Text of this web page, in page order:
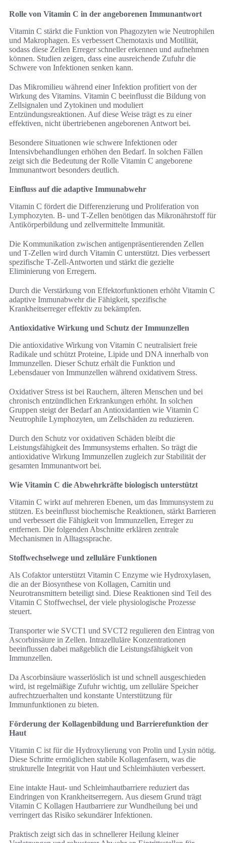
Rolle von Vitamin C in der angeborenen Immunantwort
Vitamin C stärkt die Funktion von Phagozyten wie Neutrophilen
und Makrophagen. Es verbessert Chemotaxis und Motilität,
sodass diese Zellen Erreger schneller erkennen und aufnehmen
können. Studien zeigen, dass eine ausreichende Zufuhr die
Schwere von Infektionen senken kann.
Das Mikromilieu während einer Infektion profitiert von der
Wirkung des Vitamins. Vitamin C beeinflusst die Bildung von
Zellsignalen und Zytokinen und moduliert
Entzündungsreaktionen. Auf diese Weise trägt es zu einer
effektiven, nicht übertriebenen angeborenen Antwort bei.
Besondere Situationen wie schwere Infektionen oder
Intensivbehandlungen erhöhen den Bedarf. In solchen Fällen
zeigt sich die Bedeutung der Rolle Vitamin C angeborene
Immunantwort besonders deutlich.
Einfluss auf die adaptive Immunabwehr
Vitamin C fördert die Differenzierung und Proliferation von
Lymphozyten. B‑ und T‑Zellen benötigen das Mikronährstoff für
Antikörperbildung und zellvermittelte Immunität.
Die Kommunikation zwischen antigenpräsentierenden Zellen
und T‑Zellen wird durch Vitamin C unterstützt. Dies verbessert
spezifische T‑Zell-Antworten und stärkt die gezielte
Eliminierung von Erregern.
Durch die Verstärkung von Effektorfunktionen erhöht Vitamin C
adaptive Immunabwehr die Fähigkeit, spezifische
Krankheitserreger effektiv zu bekämpfen.
Antioxidative Wirkung und Schutz der Immunzellen
Die antioxidative Wirkung von Vitamin C neutralisiert freie
Radikale und schützt Proteine, Lipide und DNA innerhalb von
Immunzellen. Dieser Schutz erhält die Funktion und
Lebensdauer von Immunzellen während oxidativem Stress.
Oxidativer Stress ist bei Rauchern, älteren Menschen und bei
chronisch entzündlichen Erkrankungen erhöht. In solchen
Gruppen steigt der Bedarf an Antioxidantien wie Vitamin C
Neutrophile Lymphozyten, um Zellschäden zu reduzieren.
Durch den Schutz vor oxidativen Schäden bleibt die
Leistungsfähigkeit des Immunsystems erhalten. So trägt die
antioxidative Wirkung Immunzellen zugleich zur Stabilität der
gesamten Immunantwort bei.
Wie Vitamin C die Abwehrkräfte biologisch unterstützt
Vitamin C wirkt auf mehreren Ebenen, um das Immunsystem zu
stützen. Es beeinflusst biochemische Reaktionen, stärkt Barrieren
und verbessert die Fähigkeit von Immunzellen, Erreger zu
entfernen. Die folgenden Abschnitte erklären zentrale
Mechanismen in Alltagssprache.
Stoffwechselwege und zelluläre Funktionen
Als Cofaktor unterstützt Vitamin C Enzyme wie Hydroxylasen,
die an der Biosynthese von Kollagen, Carnitin und
Neurotransmittern beteiligt sind. Diese Reaktionen sind Teil des
Vitamin C Stoffwechsel, der viele physiologische Prozesse
steuert.
Transporter wie SVCT1 und SVCT2 regulieren den Eintrag von
Ascorbinsäure in Zellen. Intrazelluläre Konzentrationen
beeinflussen dabei maßgeblich die Leistungsfähigkeit von
Immunzellen.
Da Ascorbinsäure wasserlöslich ist und schnell ausgeschieden
wird, ist regelmäßige Zufuhr wichtig, um zelluläre Speicher
aufrechtzuerhalten und konstante Unterstützung für
Immunfunktionen zu bieten.
Förderung der Kollagenbildung und Barrierefunktion der
Haut
Vitamin C ist für die Hydroxylierung von Prolin und Lysin nötig.
Diese Schritte ermöglichen stabile Kollagenfasern, was die
strukturelle Integrität von Haut und Schleimhäuten verbessert.
Eine intakte Haut- und Schleimhautbarriere reduziert das
Eindringen von Krankheitserregern. Aus diesem Grund trägt
Vitamin C Kollagen Hautbarriere zur Wundheilung bei und
verringert das Risiko sekundärer Infektionen.
Praktisch zeigt sich das in schnellerer Heilung kleiner